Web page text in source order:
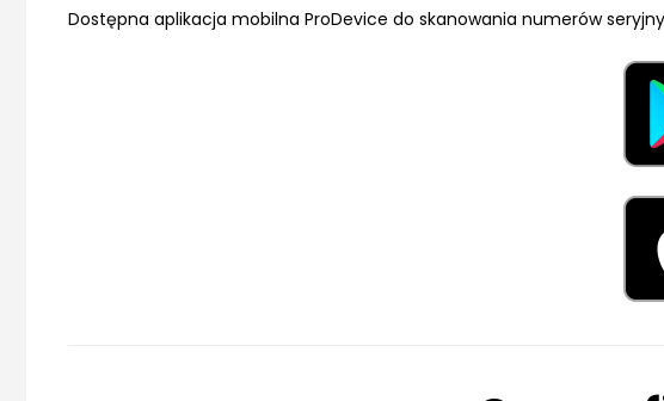
Dostępna aplikacja mobilna ProDevice do skanowania numerów